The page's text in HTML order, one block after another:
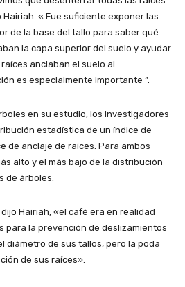
« Fue suficiente exponer las
de la base del tallo para saber qué
la capa superior del suelo y ayudar
anclaban el suelo al
es especialmente importante ”.
en su estudio, los investigadores
estadística de un índice de
de anclaje de raíces. Para ambos
alto y el más bajo de la distribución
de árboles.
Hairiah, «el café era en realidad
para la prevención de deslizamientos
diámetro de sus tallos, pero la poda
de sus raíces».